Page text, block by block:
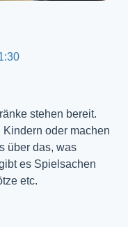
stehen bereit.
oder machen
über das, was
es Spielsachen
etc.